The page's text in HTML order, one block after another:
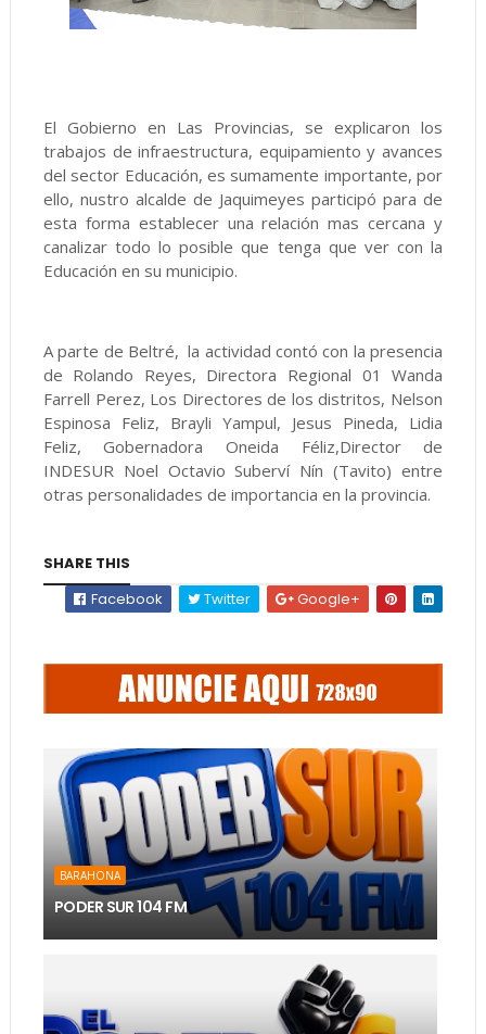
El Gobierno en Las Provincias, se explicaron los
trabajos de infraestructura, equipamiento y avances
del sector Educación, es sumamente importante, por
ello, nustro alcalde de Jaquimeyes participó para de
esta forma establecer una relación mas cercana y
canalizar todo lo posible que tenga que ver con la
Educación en su municipio.
A parte de Beltré, la actividad contó con la presencia
de Rolando Reyes, Directora Regional 01 Wanda
Farrell Perez, Los Directores de los distritos, Nelson
Espinosa Feliz, Brayli Yampul, Jesus Pineda, Lidia
Feliz, Gobernadora Oneida Féliz,Director de
INDESUR Noel Octavio Suberví Nín (Tavito) entre
otras personalidades de importancia en la provincia.
SHARE THIS
Facebook
Twitter Google+
BARAHONA
PODER SUR 104 FM